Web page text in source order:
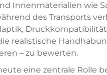
Innenmaterialien wie
des Transports
realistische
– zu bewerten.
eine zentrale Rolle